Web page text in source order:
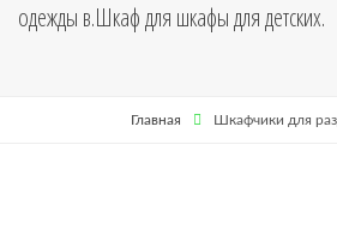
одежды в.Шкаф для шкафы для детских.
Главная Шкафчики для